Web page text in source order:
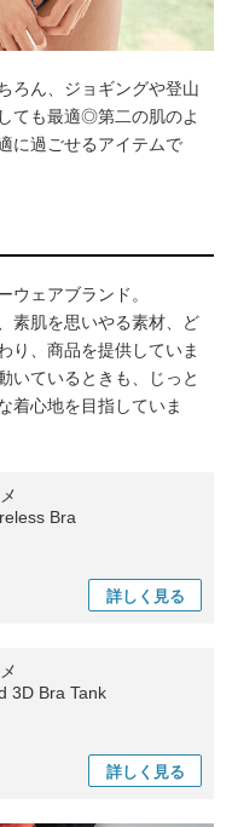
ろん、ジョギングや登山
ても最適◎第二の肌のよ
に過ごせるアイテムで
ウェアブランド。
素肌を思いやる素材、ど
り、商品を提供していま
いているときも、じっと
着心地を目指していま
Bra
詳しく 見る
3D Bra Tank
詳しく 見る